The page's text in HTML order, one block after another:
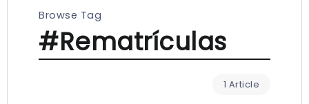
Browse Tag
#Rematrículas
1 Article